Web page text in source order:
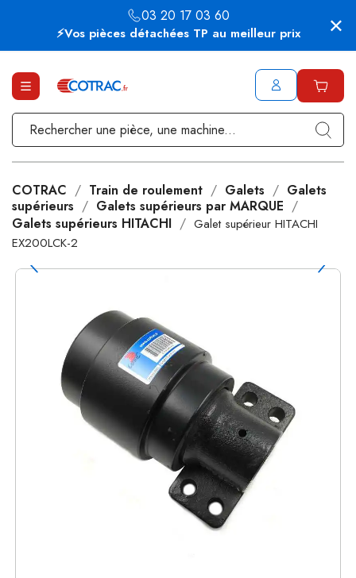
⚡Vos pièces détachées TP au meilleur prix
03 20 17 03 60
COTRAC Train de roulement Galets
Galets
supérieurs
Galets supérieurs par MARQUE
Galets supérieurs HITACHI
Galet supérieur HITACHI
EX200LCK-2